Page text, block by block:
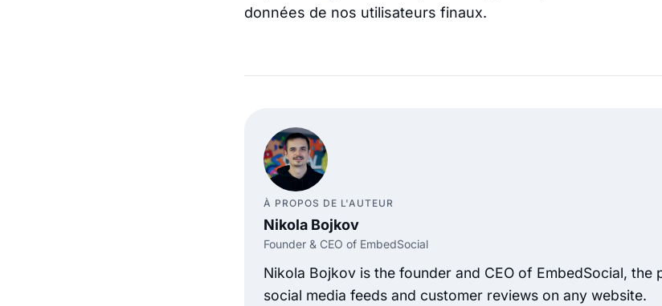
données de nos utilisateurs finaux.
À PROPOS DE L'AUTEUR
Nikola Bojkov
Founder & CEO of EmbedSocial
Nikola Bojkov is the founder and CEO of EmbedSocial, the
social media feeds and customer reviews on any website.